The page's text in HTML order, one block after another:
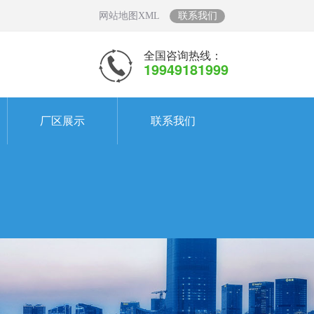
网站地图XML 联系我们
全国咨询热线：
19949181999
厂区展示 联系我们